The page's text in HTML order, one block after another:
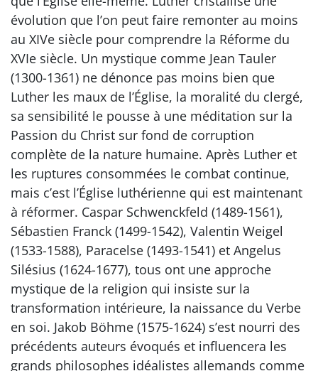
évolution que l’on peut faire remonter au moins
au XIVe siècle pour comprendre la Réforme du
XVIe siècle. Un mystique comme Jean Tauler
(1300-1361) ne dénonce pas moins bien que
Luther les maux de l’Église, la moralité du clergé,
sa sensibilité le pousse à une méditation sur la
Passion du Christ sur fond de corruption
complète de la nature humaine. Après Luther et
les ruptures consommées le combat continue,
mais c’est l’Église luthérienne qui est maintenant
à réformer. Caspar Schwenckfeld (1489-1561),
Sébastien Franck (1499-1542), Valentin Weigel
(1533-1588), Paracelse (1493-1541) et Angelus
Silésius (1624-1677), tous ont une approche
mystique de la religion qui insiste sur la
transformation intérieure, la naissance du Verbe
en soi. Jakob Böhme (1575-1624) s’est nourri des
précédents auteurs évoqués et influencera les
grands philosophes idéalistes allemands comme